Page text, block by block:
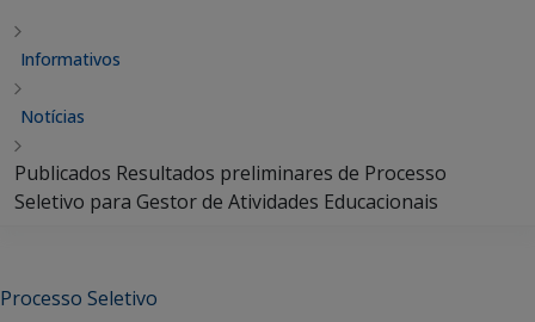
Informativos
Notícias
Publicados Resultados preliminares de Processo
Seletivo para Gestor de Atividades Educacionais
Processo Seletivo